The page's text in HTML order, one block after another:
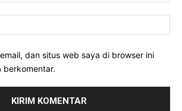
dan situs web saya di browser ini
berkomentar.